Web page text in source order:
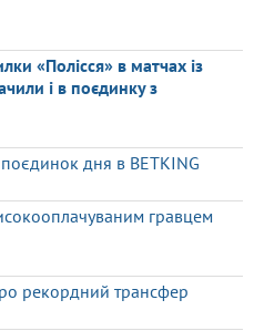
«Полісся» в матчах із
і в поєдинку з
дня в BETKING
гравцем
рекордний трансфер